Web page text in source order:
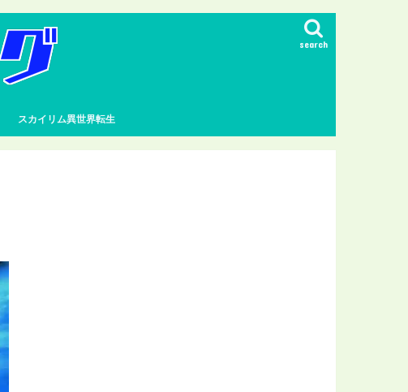
search
スカイリム異世界転生